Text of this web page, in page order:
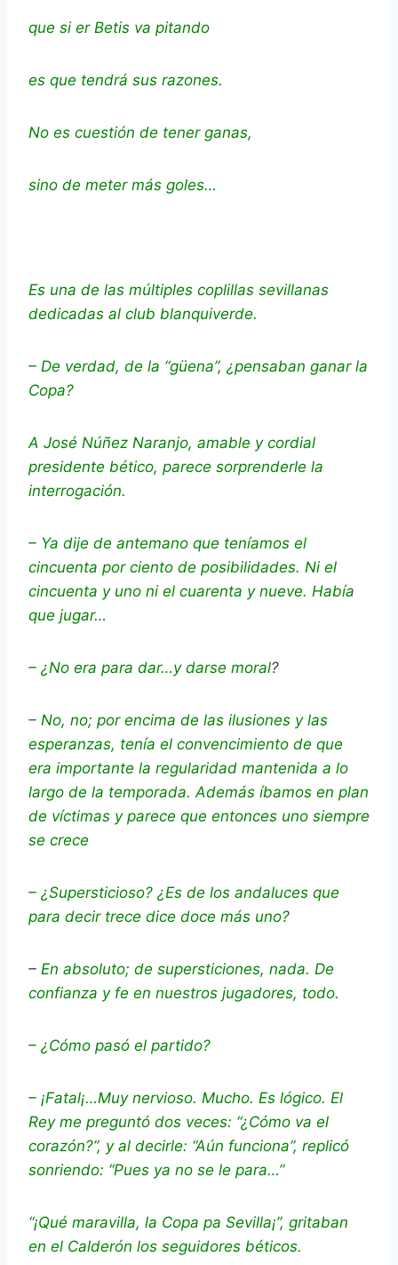
que si er Betis va pitando
es que tendrá sus razones.
No es cuestión de tener ganas,
sino de meter más goles…
Es una de las múltiples coplillas sevillanas
dedicadas al club blanquiverde.
– De verdad, de la “güena”, ¿pensaban ganar la
Copa?
A José Núñez Naranjo, amable y cordial
presidente bético, parece sorprenderle la
interrogación.
– Ya dije de antemano que teníamos el
cincuenta por ciento de posibilidades. Ni el
cincuenta y uno ni el cuarenta y nueve. Había
que jugar…
– ¿No era para dar…y darse moral?
– No, no; por encima de las ilusiones y las
esperanzas, tenía el convencimiento de que
era importante la regularidad mantenida a lo
largo de la temporada. Además íbamos en plan
de víctimas y parece que entonces uno siempre
se crece
– ¿Supersticioso? ¿Es de los andaluces que
para decir trece dice doce más uno?
– En absoluto; de supersticiones, nada. De
confianza y fe en nuestros jugadores, todo.
– ¿Cómo pasó el partido?
– ¡Fatal¡…Muy nervioso. Mucho. Es lógico. El
Rey me preguntó dos veces: “¿Cómo va el
corazón?”, y al decirle: “Aún funciona”, replicó
sonriendo: “Pues ya no se le para…”
“¡Qué maravilla, la Copa pa Sevilla¡”, gritaban
en el Calderón los seguidores béticos.